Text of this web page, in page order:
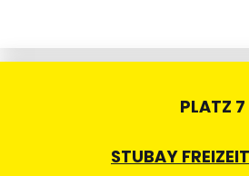
PLATZ 7
STUBAY